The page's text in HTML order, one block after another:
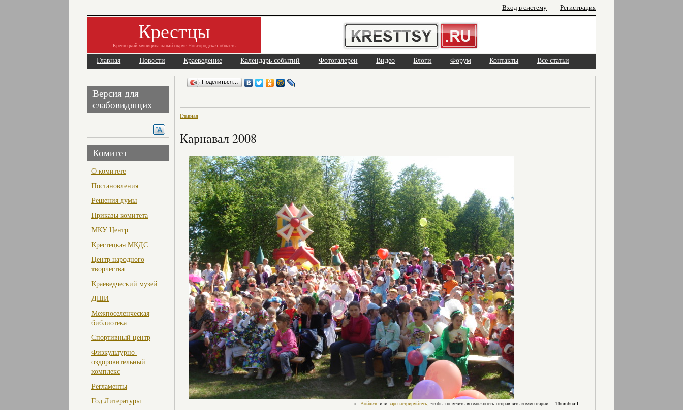
Вход в систему Регистрация
Крестцы
Крестецкий муниципальный округ Новгородская область
Главная Новости Краеведение Календарь событий Фотогалереи Видео Блоги Форум Контакты Все статьи
Версия для
слабовидящих
Комитет
О комитете
Постановления
Решения думы
Приказы комитета
МКУ Центр
Крестецкая МКДС
Центр народного
творчества
Краеведческий музей
ДШИ
Межпоселенческая
библиотека
Спортивный центр
Физкультурно-
оздоровительный
комплекс
Регламенты
Год Литературы
Поделиться…
Главная
Карнавал 2008
» Войдите илизарегистрируйтесь, чтобы получить возможность отправлять комментарии Thumbnail